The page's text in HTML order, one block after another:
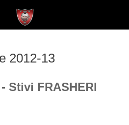
2012-13
Stivi FRASHERI